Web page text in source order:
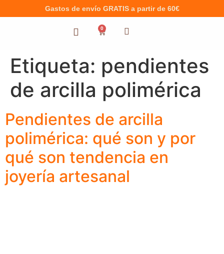
Gastos de envío GRATIS a partir de 60€
0
Etiqueta: ​pendientes
de arcilla polimérica
Pendientes de arcilla
polimérica: qué son y por
qué son tendencia en
joyería artesanal